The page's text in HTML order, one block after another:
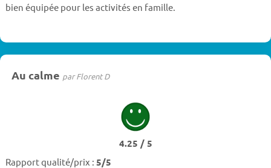
bien équipée pour les activités en famille.
Au calme par Florent D
4.25 / 5
Rapport qualité/prix : 5/5